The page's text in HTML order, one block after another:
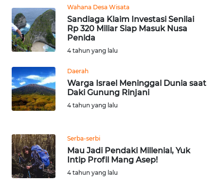
Wahana Desa Wisata
Sandiaga Klaim Investasi Senilai
Rp 320 Miliar Siap Masuk Nusa
Penida
4 tahun yang lalu
Daerah
Warga Israel Meninggal Dunia saat
Daki Gunung Rinjani
4 tahun yang lalu
Serba-serbi
Mau Jadi Pendaki Millenial, Yuk
Intip Profil Mang Asep!
4 tahun yang lalu
BARAT
WN
RIAU
WN
SERAMBI
WN
WN
SULTRA
WN